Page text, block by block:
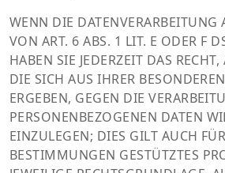
WENN DIE DATENVERARBEITUNG
VON ART. 6 ABS. 1 LIT. E ODER F
HABEN SIE JEDERZEIT DAS
DIE SICH AUS IHRER
ERGEBEN, GEGEN DIE
PERSONENBEZOGENEN DATEN
EINZULEGEN; DIES GILT AUCH
BESTIMMUNGEN GESTÜTZTES